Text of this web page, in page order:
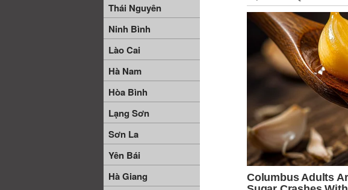
Thái Nguyên
Ninh Bình
Lào Cai
Hà Nam
Hòa Bình
Lạng Sơn
Sơn La
Yên Bái
Hà Giang